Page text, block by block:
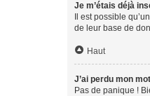
Je m’étais déjà
Il est possible
de leur base de
Haut
J’ai perdu mon
Pas de panique !